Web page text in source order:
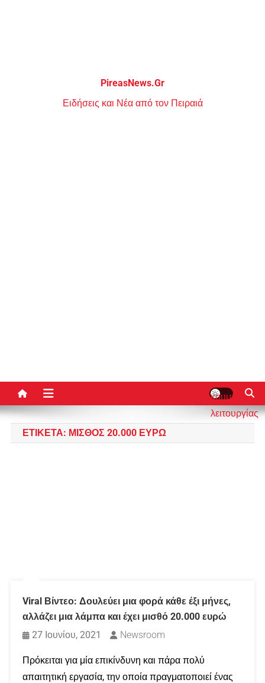
PireasNews.Gr
Ειδήσεις και Νέα από τον Πειραιά
κουμπί
λειτουργίας
ΕΤΙΚΈΤΑ: ΜΙΣΘΌΣ 20.000 ΕΥΡΏ
Viral Βίντεο: Δουλεύει μια φορά κάθε έξι μήνες,
αλλάζει μια λάμπα και έχει μισθό 20.000 ευρώ
27 Ιουνίου, 2021
Newsroom
Πρόκειται για μία επικίνδυνη και πάρα πολύ
απαιτητική εργασία, την οποία πραγματοποιεί ένας